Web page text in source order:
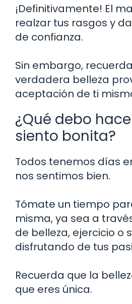
¡Definitivamente! El
realzar tus rasgos y
de confianza.
Sin embargo,
verdadera belleza
aceptación de ti
¿Qué debo
siento bonita?
Todos tenemos días
nos sentimos bien.
Tómate un tiempo
misma, ya sea a
de belleza, ejercicio o
disfrutando de tus
Recuerda que la
que eres única.